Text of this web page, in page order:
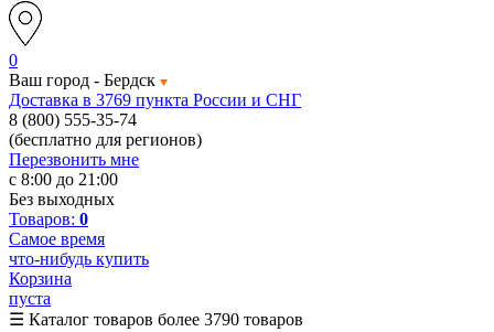
0
Ваш город - Бердск
Доставка в 3769 пункта России и СНГ
8 (800) 555-35-74
(бесплатно для регионов)
Перезвонить мне
с 8:00 до 21:00
Без выходных
Товаров: 0
Самое время
что-нибудь купить
Корзина
пуста
☰ Каталог товаров более 3790 товаров